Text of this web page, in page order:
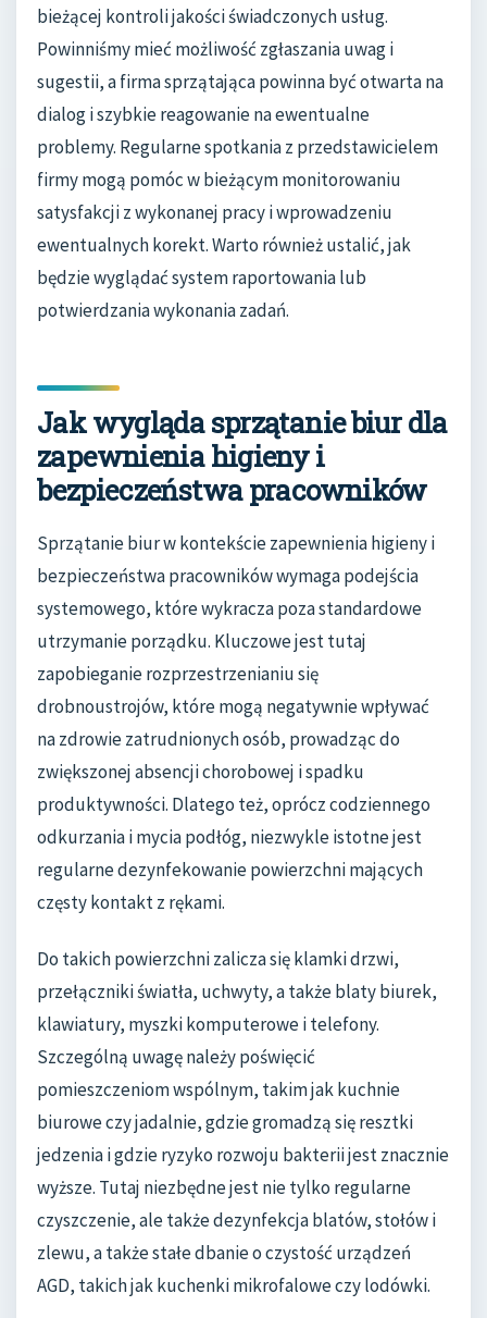
bieżącej kontroli jakości świadczonych usług.
Powinniśmy mieć możliwość zgłaszania uwag i
sugestii, a firma sprzątająca powinna być otwarta na
dialog i szybkie reagowanie na ewentualne
problemy. Regularne spotkania z przedstawicielem
firmy mogą pomóc w bieżącym monitorowaniu
satysfakcji z wykonanej pracy i wprowadzeniu
ewentualnych korekt. Warto również ustalić, jak
będzie wyglądać system raportowania lub
potwierdzania wykonania zadań.
Jak wygląda sprzątanie biur dla
zapewnienia higieny i
bezpieczeństwa pracowników
Sprzątanie biur w kontekście zapewnienia higieny i
bezpieczeństwa pracowników wymaga podejścia
systemowego, które wykracza poza standardowe
utrzymanie porządku. Kluczowe jest tutaj
zapobieganie rozprzestrzenianiu się
drobnoustrojów, które mogą negatywnie wpływać
na zdrowie zatrudnionych osób, prowadząc do
zwiększonej absencji chorobowej i spadku
produktywności. Dlatego też, oprócz codziennego
odkurzania i mycia podłóg, niezwykle istotne jest
regularne dezynfekowanie powierzchni mających
częsty kontakt z rękami.
Do takich powierzchni zalicza się klamki drzwi,
przełączniki światła, uchwyty, a także blaty biurek,
klawiatury, myszki komputerowe i telefony.
Szczególną uwagę należy poświęcić
pomieszczeniom wspólnym, takim jak kuchnie
biurowe czy jadalnie, gdzie gromadzą się resztki
jedzenia i gdzie ryzyko rozwoju bakterii jest znacznie
wyższe. Tutaj niezbędne jest nie tylko regularne
czyszczenie, ale także dezynfekcja blatów, stołów i
zlewu, a także stałe dbanie o czystość urządzeń
AGD, takich jak kuchenki mikrofalowe czy lodówki.